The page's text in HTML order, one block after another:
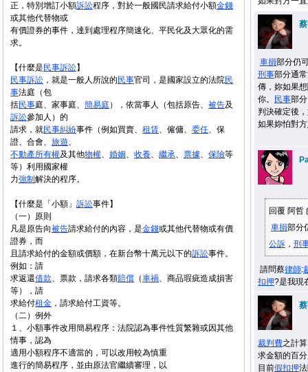
正，特別增訂小額訴訟程序，對於一般國民請求給付小額金錢
或其他代替物或
有價證券的事件，達到處理程序簡速化、平民化及大眾化的需
求。
【什麼是 民事訴訟】
民事訴訟 ，就是一般人所說的 民事官司，是國家設立的法院民
事法庭（包
括民事庭、家事庭、 簡易庭 ），依當事人（包括原告、 被告及
訴訟參加人）的
請求，就民事糾紛事件（例如買賣、 租賃、僱傭、 委任、保
證、合會、 旅遊、
不動產所有權及其他物權、 婚姻、 收養、 繼承、 票據、 保險等
等）利用國家權
力強制 解決的程序。
【什麼是「小額」 訴訟事件】
（一）原則
凡是原告向被告請求給付的內容，是金錢或其他代替物或有價
證券，而
且請求給付的金額或價額，在新台幣十萬元以下的訴訟事件。
例如：請
求返還借款、票款，請求各類賠償 （車禍、商品瑕疵造成損害
等），請
求給付租金 ，請求給付工資等。
（二）例外
１、小額事件改用簡易程序：法院認為事件性質繁雜或因其他
情事，認為
適用小額程序不適當的，可以改用較為慎重
進行的簡易程序，並由原法官繼續審理，以
車損部分仍
刑事部分通
傳，妳如果
你。
民事部
判決確定後
如果妳怕對方
回覆 阿哲
車損部分
公訴 ， 刑
請問蔡律師:
扣押?是我現
裁判費之計
求金額的百
目前假扣押